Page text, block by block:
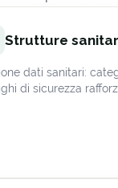
Strutture
dati sanitari:
di sicurezza